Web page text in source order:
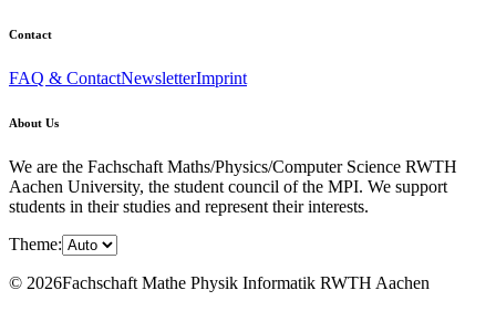
Contact
FAQ & ContactNewsletterImprint
About Us
We are the Fachschaft Maths/Physics/Computer Science RWTH
Aachen University, the student council of the MPI. We support
students in their studies and represent their interests.
Theme:
© 2026Fachschaft Mathe Physik Informatik RWTH Aachen